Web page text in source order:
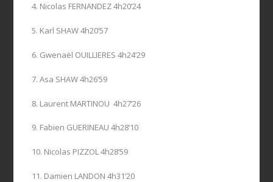
4. Nicolas FERNANDEZ 4h20’24
5. Karl SHAW 4h20’57
6. Gwenaël OUILLIERES 4h24’29
7. Asa SHAW 4h26’59
8. Laurent MARTINOU 4h27’26
9. Fabien GUERINEAU 4h28’10
10. Nicolas PIZZOL 4h28’59
11. Damien LANDON 4h31’20